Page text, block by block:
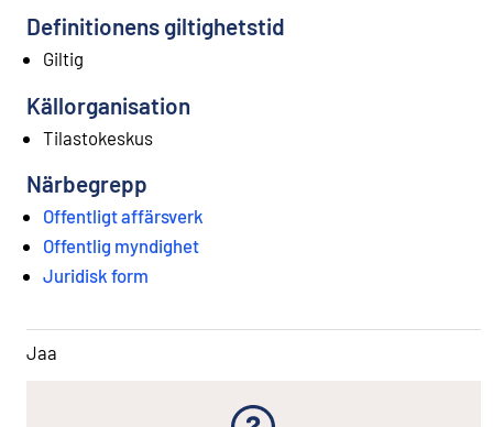
Definitionens giltighetstid
Giltig
Källorganisation
Tilastokeskus
Närbegrepp
Offentligt affärsverk
Offentlig myndighet
Juridisk form
Jaa